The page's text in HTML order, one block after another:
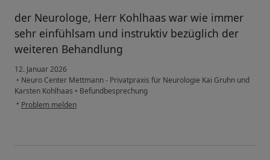
der Neurologe, Herr Kohlhaas war wie immer
sehr einfühlsam und instruktiv bezüglich der
weiteren Behandlung
12. Januar 2026
• Neuro Center Mettmann - Privatpraxis für Neurologie Kai Gruhn und
Karsten Kohlhaas • Befundbesprechung
• Problem melden